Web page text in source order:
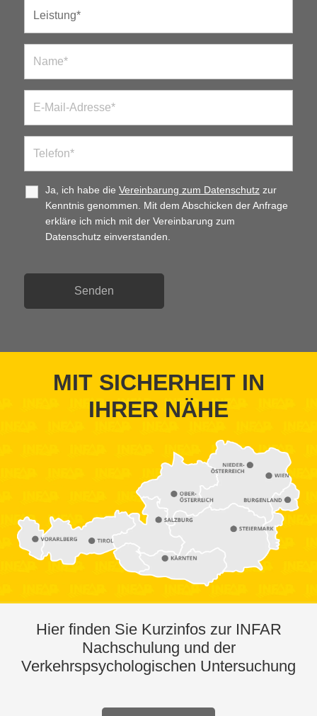
Ja, ich habe die Vereinbarung zum Datenschutz zur
Kenntnis genommen. Mit dem Abschicken der Anfrage
erkläre ich mich mit der Vereinbarung zum
Datenschutz einverstanden.
MIT SICHERHEIT IN
IHRER NÄHE
Hier finden Sie Kurzinfos zur INFAR
Nachschulung und der
Verkehrspsychologischen Untersuchung